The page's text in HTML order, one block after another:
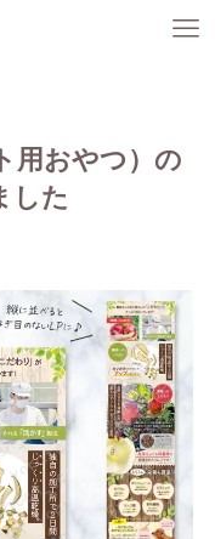
用おやつ）の
した